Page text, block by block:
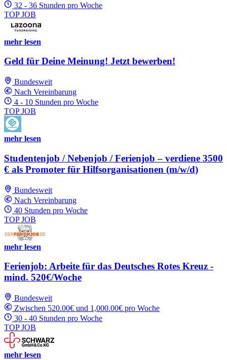
32 - 36 Stunden pro Woche
TOP JOB
mehr lesen
Geld für Deine Meinung! Jetzt bewerben!
Bundesweit
Nach Vereinbarung
4 - 10 Stunden pro Woche
TOP JOB
mehr lesen
Studentenjob / Nebenjob / Ferienjob – verdiene 3500
€ als Promoter für Hilfsorganisationen (m/w/d)
Bundesweit
Nach Vereinbarung
40 Stunden pro Woche
TOP JOB
mehr lesen
Ferienjob: Arbeite für das Deutsches Rotes Kreuz -
mind. 520€/Woche
Bundesweit
Zwischen 520.00€ und 1,000.00€ pro Woche
30 - 40 Stunden pro Woche
TOP JOB
mehr lesen